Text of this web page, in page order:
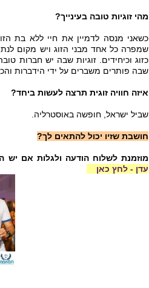
מהי זוגיות טובה בעינייך?
כשאני מנסה לדמיין את חיי ללא בת
שמפרה כל אחד מבני הזוג ויש מקום
כזוג וכיחידים. זוגיות שבה יש חברות
שבה פותרים משברים על ידי הידברות
איזה חוויה זוגית תרצה לעשות ביחד?
שביל ישראל, חופשה באוסטרליה.
חושבת שזיו יכול להתאים לך?
מוזמנת לשלוח הודעה ולגלות אם יש
עדן - לחץ כאן